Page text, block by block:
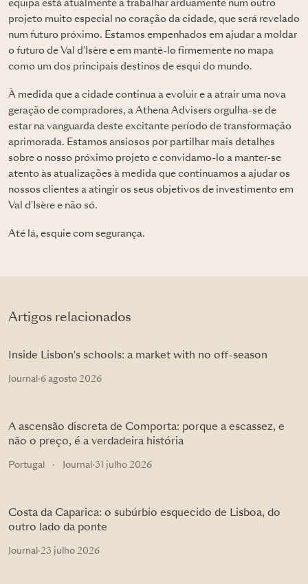
equipa está atualmente a trabalhar arduamente num outro
projeto muito especial no coração da cidade, que será revelado
num futuro próximo. Estamos empenhados em ajudar a moldar
o futuro de Val d'Isère e em mantê-lo firmemente no mapa
como um dos principais destinos de esqui do mundo.
À medida que a cidade continua a evoluir e a atrair uma nova
geração de compradores, a Athena Advisers orgulha-se de
estar na vanguarda deste excitante período de transformação
aprimorada. Estamos ansiosos por partilhar mais detalhes
sobre o nosso próximo projeto e convidamo-lo a manter-se
atento às atualizações à medida que continuamos a ajudar os
nossos clientes a atingir os seus objetivos de investimento em
Val d'Isère e não só.
Até lá, esquie com segurança.
Artigos relacionados
Inside Lisbon's schools: a market with no off-season
Journal ·6 agosto 2026
A ascensão discreta de Comporta: porque a escassez, e
não o preço, é a verdadeira história
Portugal · Journal ·31 julho 2026
Costa da Caparica: o subúrbio esquecido de Lisboa, do
outro lado da ponte
Journal ·23 julho 2026